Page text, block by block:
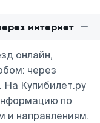
интернет
онлайн,
через
На Купибилет.ру
по
и направлениям.